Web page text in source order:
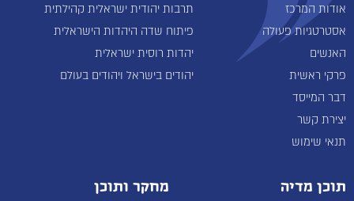
אודות המרכז
אסטרטגיות פעולה
האנשים
פרקי ראשית
דבר המייסד
יצירת קשר
תנאי שימוש
תרבות יהודית ישראלית קהילתית
פיתוח שדה היהדות הישראלית
יהדות רוסית ישראלית
יהודים בישראל ויהודים בעולם
תוכן מדיה מחקר ותוכן